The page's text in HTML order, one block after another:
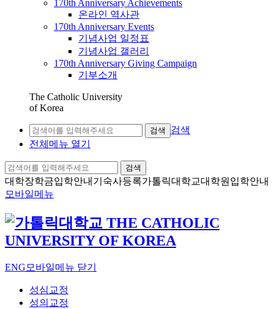
170th Anniversary Achievements
온라인 역사관
170th Anniversary Events
기념사업 일정표
기념사업 갤러리
170th Anniversary Giving Campaign
기부소개
The Catholic University
of Korea
검색
검색
전체메뉴 열기
검색
대학장학금입학안내 기숙사등록가톨릭대학교대학원입학안내
모바일메뉴
ENG 모바일메뉴 닫기
성심교정
성의교정